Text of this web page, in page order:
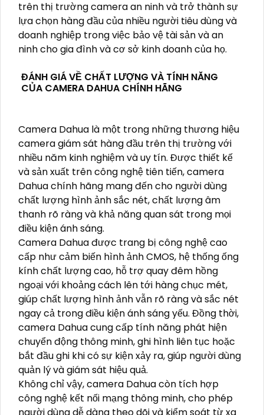
trên thị trường camera an ninh và trở thành sự
lựa chọn hàng đầu của nhiều người tiêu dùng và
doanh nghiệp trong việc bảo vệ tài sản và an
ninh cho gia đình và cơ sở kinh doanh của họ.
ĐÁNH GIÁ VỀ CHẤT LƯỢNG VÀ TÍNH NĂNG
CỦA CAMERA DAHUA CHÍNH HÃNG
Camera Dahua là một trong những thương hiệu
camera giám sát hàng đầu trên thị trường với
nhiều năm kinh nghiệm và uy tín. Được thiết kế
và sản xuất trên công nghệ tiên tiến, camera
Dahua chính hãng mang đến cho người dùng
chất lượng hình ảnh sắc nét, chất lượng âm
thanh rõ ràng và khả năng quan sát trong mọi
điều kiện ánh sáng.
Camera Dahua được trang bị công nghệ cao
cấp như cảm biến hình ảnh CMOS, hệ thống ống
kính chất lượng cao, hỗ trợ quay đêm hồng
ngoại với khoảng cách lên tới hàng chục mét,
giúp chất lượng hình ảnh vẫn rõ ràng và sắc nét
ngay cả trong điều kiện ánh sáng yếu. Đồng thời,
camera Dahua cung cấp tính năng phát hiện
chuyển động thông minh, ghi hình liên tục hoặc
bắt đầu ghi khi có sự kiện xảy ra, giúp người dùng
quản lý và giám sát hiệu quả.
Không chỉ vậy, camera Dahua còn tích hợp
công nghệ kết nối mạng thông minh, cho phép
người dùng dễ dàng theo dõi và kiểm soát từ xa